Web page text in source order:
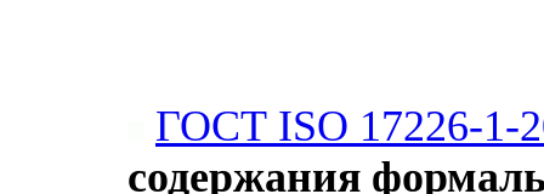
ГОСТ ISO 17226-1-
содержания